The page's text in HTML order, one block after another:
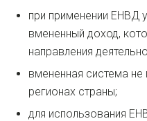
при применении ЕНВД
вмененный доход,
направления
вмененная система
регионах страны;
для использования